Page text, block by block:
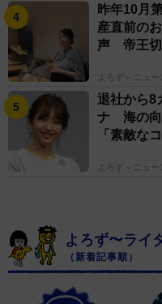
昨年10月
産直前の
声 帝王切
よろず～ニュー
退社から8
ナ 海の向
「素敵な
よろず～ニュー
よろず〜ライ
（新着記事順）